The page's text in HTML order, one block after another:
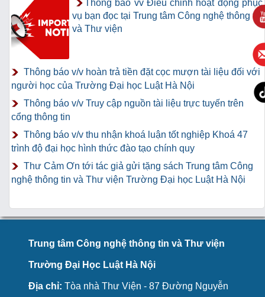
Thông báo vv Điều chỉnh hoạt động phục
vụ bạn đọc tại Trung tâm Công nghệ thông tin
và Thư viện
Thông báo v/v hoàn trả tiền đặt cọc mượn tài liệu đối với
người học của Trường Đại học Luật Hà Nội
Thông báo v/v Truy cập nguồn tài liệu trực tuyến trên
cổng thông tin
Thông báo v/v thu nhận khoá luận tốt nghiệp Khoá 47
trình độ đại học hình thức đào tạo chính quy
Thư Cảm Ơn tới tác giả gửi tặng sách Trung tâm Công
nghệ thông tin và Thư viện Trường Đại học Luật Hà Nội
Trung tâm Công nghệ thông tin và Thư viện
Trường Đại Học Luật Hà Nội
Địa chỉ: Tòa nhà Thư Viện - 87 Đường Nguyễn